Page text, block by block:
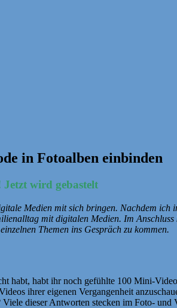
in Fotoalben einbinden
wird gebastelt
Medien mit sich bringen. Nachdem
mit digitalen Medien. Im Anschluss
Themen ins Gespräch zu kommen.
habt, habt ihr noch gefühlte 100 Mini-
ihrer eigenen Vergangenheit
dieser Antworten stecken im Foto- und